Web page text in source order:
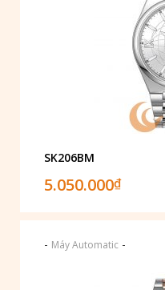
SK206BM
5.050.000₫
- Máy Automatic -